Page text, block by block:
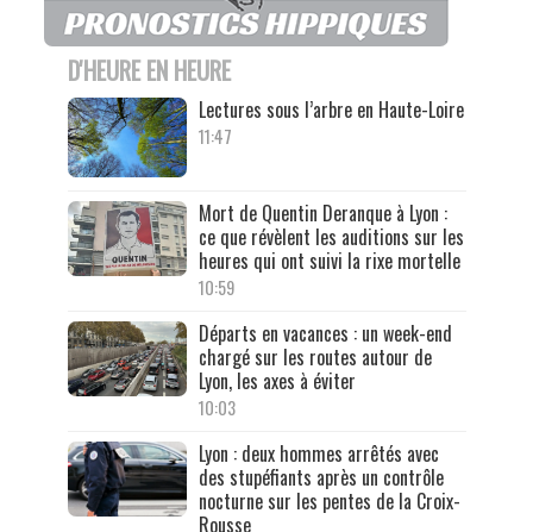
D'HEURE EN HEURE
Lectures sous l’arbre en Haute-Loire
11:47
Mort de Quentin Deranque à Lyon :
ce que révèlent les auditions sur les
heures qui ont suivi la rixe mortelle
10:59
Départs en vacances : un week-end
chargé sur les routes autour de
Lyon, les axes à éviter
10:03
Lyon : deux hommes arrêtés avec
des stupéfiants après un contrôle
nocturne sur les pentes de la Croix-
Rousse